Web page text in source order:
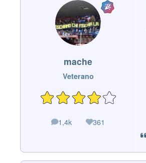
mache
Veterano
1,4k
messaggi361
Reputazione